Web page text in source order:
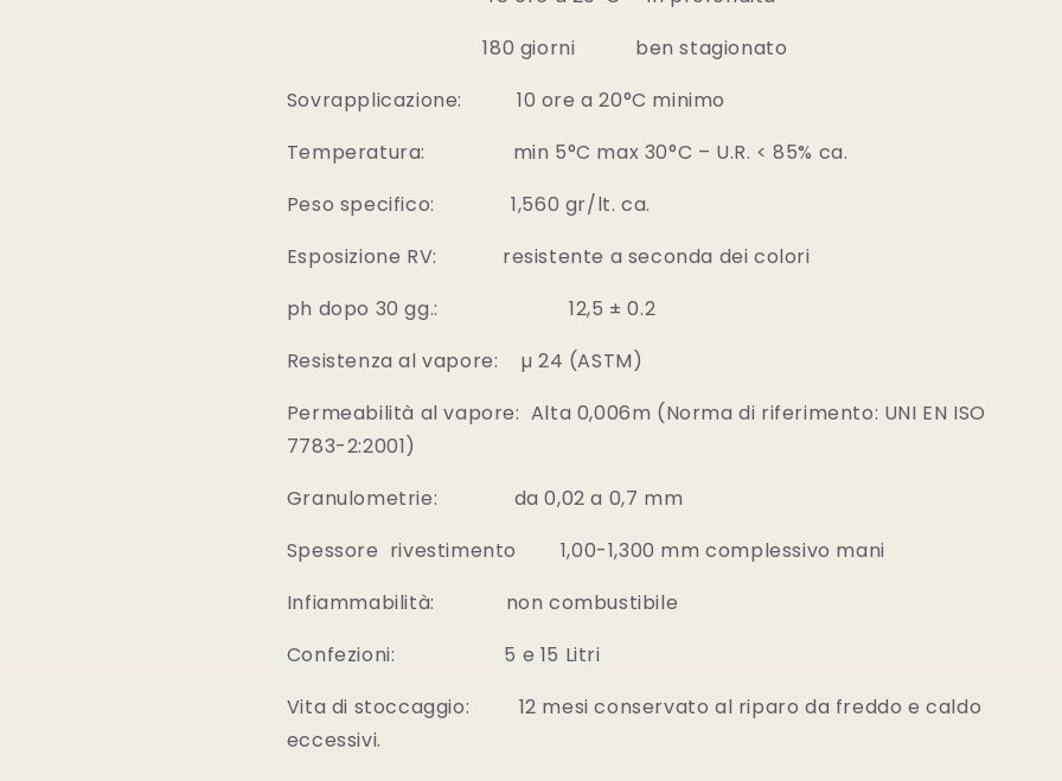
180 giorni ben stagionato
Sovrapplicazione: 10 ore a 20°C minimo
Temperatura: min 5°C max 30°C – U.R. < 85% ca.
Peso specifico: 1,560 gr/lt. ca.
Esposizione RV: resistente a seconda dei colori
ph dopo 30 gg.: 12,5 ± 0.2
Resistenza al vapore: µ 24 (ASTM)
Permeabilità al vapore: Alta 0,006m (Norma di riferimento: UNI EN ISO
7783-2:2001)
Granulometrie: da 0,02 a 0,7 mm
Spessore rivestimento 1,00-1,300 mm complessivo mani
Infiammabilità: non combustibile
Confezioni: 5 e 15 Litri
Vita di stoccaggio: 12 mesi conservato al riparo da freddo e caldo
eccessivi.